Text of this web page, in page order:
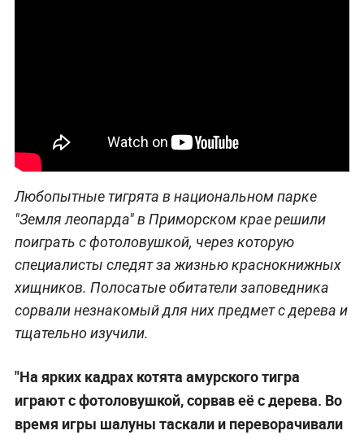
Любопытные тигрята в национальном парке
"Земля леопарда" в Приморском крае решили
поиграть с фотоловушкой, через которую
специалисты следят за жизнью краснокнижных
хищников. Полосатые обитатели заповедника
сорвали незнакомый для них предмет с дерева и
тщательно изучили.
"На ярких кадрах котята амурского тигра
играют с фотоловушкой, сорвав её с дерева. Во
время игры шалуны таскали и переворачивали